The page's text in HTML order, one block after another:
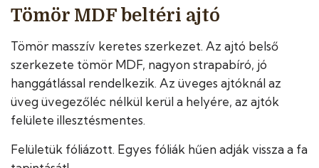
Tömör MDF beltéri ajtó
Tömör masszív keretes szerkezet. Az ajtó belső
szerkezete tömör MDF, nagyon strapabíró, jó
hanggátlással rendelkezik. Az üveges ajtóknál az
üveg üvegezőléc nélkül kerül a helyére, az ajtók
felülete illesztésmentes.
Felületük fóliázott. Egyes fóliák hűen adják vissza a fa